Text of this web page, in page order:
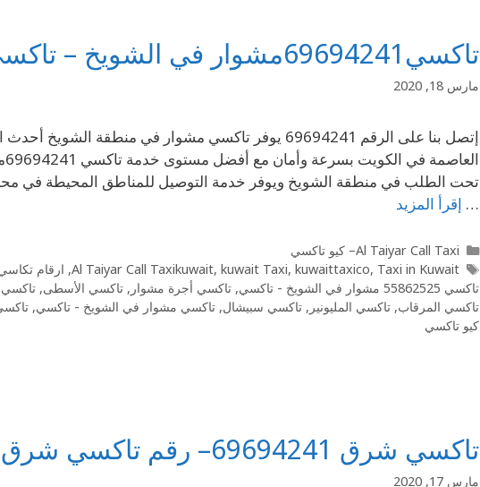
تاكسي69694241مشوار في الشويخ – تاكسي
مارس 18, 2020
إتصل بنا على الرقم 69694241 يوفر تاكسي مشوار في
تحت الطلب في منطقة الشويخ ويوفر خدمة التوصيل للمناطق المحيطة في
… إقرأ المزيد
Al Taiyar Call Taxi– كيو تاكسي
Al Taiyar Call Taxikuwait,kuwait Taxi,kuwaittaxico, Taxi in Kuwait
, ارقام
تاكسي 55862525 مشوار في الشويخ - تاكسي
, تاكسي أجرة مشوار , تاكسي الأسطى, تاكسي
تاكسي المرقاب, تاكسي المليونير , تاكسي سبيشال, تاكسي مشوار في الشويخ - تاكسي,
كيو تاكسي
تاكسي شرق 69694241– رقم تاكسي شرق الكويت
مارس 17, 2020